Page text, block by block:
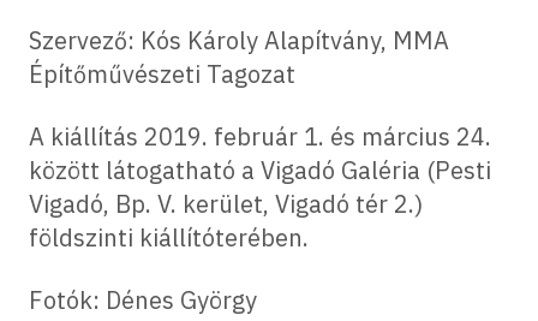
Szervező: Kós Károly Alapítvány, MMA
Építőművészeti Tagozat
A kiállítás 2019. február 1. és március 24.
között látogatható a Vigadó Galéria (Pesti
Vigadó, Bp. V. kerület, Vigadó tér 2.)
földszinti kiállítóterében.
Fotók: Dénes György